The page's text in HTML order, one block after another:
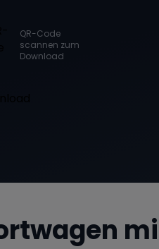
QR-Code
scannen zum
Download